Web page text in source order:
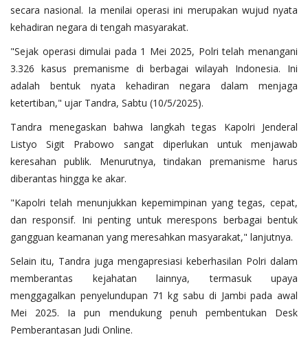
secara nasional. Ia menilai operasi ini merupakan wujud nyata
kehadiran negara di tengah masyarakat.
"Sejak operasi dimulai pada 1 Mei 2025, Polri telah menangani
3.326 kasus premanisme di berbagai wilayah Indonesia. Ini
adalah bentuk nyata kehadiran negara dalam menjaga
ketertiban," ujar Tandra, Sabtu (10/5/2025).
Tandra menegaskan bahwa langkah tegas Kapolri Jenderal
Listyo Sigit Prabowo sangat diperlukan untuk menjawab
keresahan publik. Menurutnya, tindakan premanisme harus
diberantas hingga ke akar.
"Kapolri telah menunjukkan kepemimpinan yang tegas, cepat,
dan responsif. Ini penting untuk merespons berbagai bentuk
gangguan keamanan yang meresahkan masyarakat," lanjutnya.
Selain itu, Tandra juga mengapresiasi keberhasilan Polri dalam
memberantas kejahatan lainnya, termasuk upaya
menggagalkan penyelundupan 71 kg sabu di Jambi pada awal
Mei 2025. Ia pun mendukung penuh pembentukan Desk
Pemberantasan Judi Online.